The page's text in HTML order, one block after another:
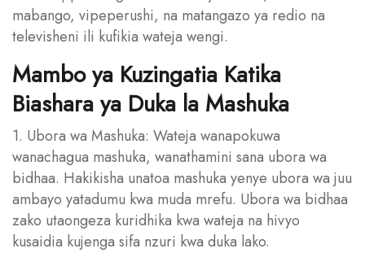
mabango, vipeperushi, na matangazo ya redio na
televisheni ili kufikia wateja wengi.
Mambo ya Kuzingatia Katika
Biashara ya Duka la Mashuka
1. Ubora wa Mashuka: Wateja wanapokuwa
wanachagua mashuka, wanathamini sana ubora wa
bidhaa. Hakikisha unatoa mashuka yenye ubora wa juu
ambayo yatadumu kwa muda mrefu. Ubora wa bidhaa
zako utaongeza kuridhika kwa wateja na hivyo
kusaidia kujenga sifa nzuri kwa duka lako.